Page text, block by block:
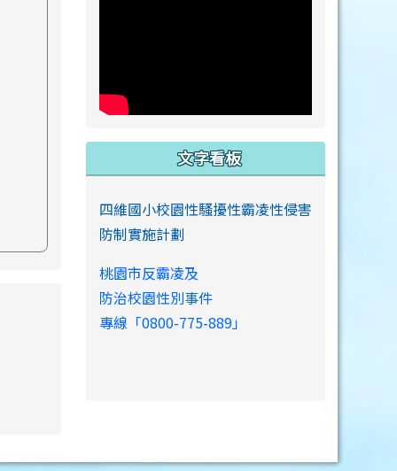
www.swps.tyc.edu.tw/XOOPS \
文字看板
四維國小校園性騷擾性霸凌性侵害
防制實施計劃
桃園市反霸凌及
防治校園性別事件
專線「0800-775-889」